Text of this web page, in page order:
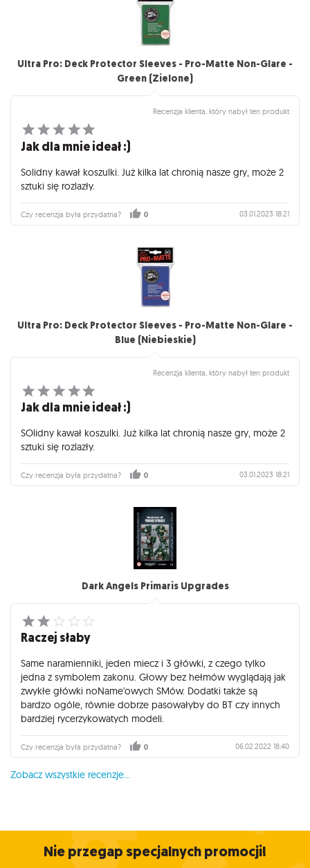
Ultra Pro: Deck Protector Sleeves - Pro-Matte Non-Glare -
Green (Zielone)
Recenzja klienta, który nabył ten produkt
Jak dla mnie ideał :)
Solidny kawał koszulki. Już kilka lat chronią nasze gry, może 2
sztuki się rozlazły.
Czy recenzja była przydatna? 0 03.01.2023 18:21
Ultra Pro: Deck Protector Sleeves - Pro-Matte Non-Glare -
Blue (Niebieskie)
Recenzja klienta, który nabył ten produkt
Jak dla mnie ideał :)
SOlidny kawał koszulki. Już kilka lat chronią nasze gry, może 2
sztuki się rozlazły.
Czy recenzja była przydatna? 0 03.01.2023 18:21
Dark Angels Primaris Upgrades
Raczej słaby
Same naramienniki, jeden miecz i 3 główki, z czego tylko
jedna z symbolem zakonu. Głowy bez hełmów wyglądają jak
zwykłe główki noName'owych SMów. Dodatki także są
bardzo ogóle, równie dobrze pasowałyby do BT czy innych
bardziej rycerzykowatych modeli.
Czy recenzja była przydatna? 0 06.02.2022 18:40
Zobacz wszystkie recenzje...
Nie przegap specjalnych promocji!